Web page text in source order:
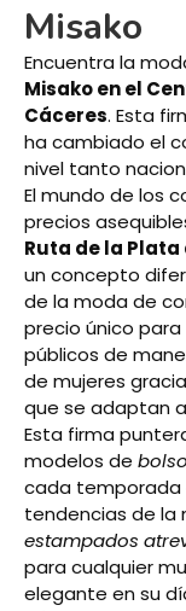
Misako
Encuentra la
Misako en el
Cáceres. Esta
ha cambiado el
nivel tanto
El mundo de los
precios
Ruta de la Plata
un concepto
de la moda de
precio único
públicos de
de mujeres
que se adaptan
Esta firma
modelos de
cada temporada
tendencias de la
estampados
para cualquier
elegante en su